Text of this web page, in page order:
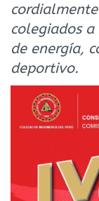
colegiados
de energía,
deportivo.